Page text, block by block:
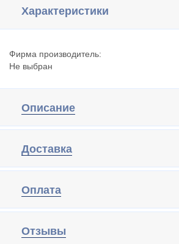
Характеристики
Фирма производитель:
Не выбран
Описание
Доставка
Оплата
Отзывы